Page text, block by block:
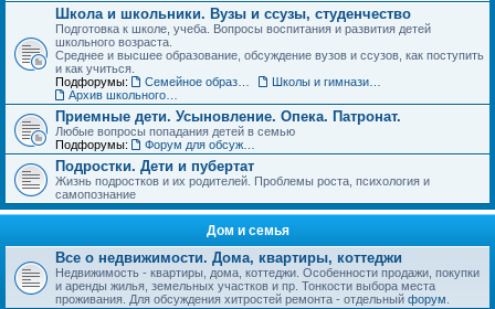
Школа и школьники. Вузы и ссузы, студенчество
Подготовка к школе, учеба. Вопросы воспитания и развития детей
школьного возраста.
Среднее и высшее образование, обсуждение вузов и ссузов, как поступить
и как учиться.
Подфорумы:
Приемные дети. Усыновление. Опека. Патронат.
Любые вопросы попадания детей в семью
Подфорумы:
Подростки. Дети и пубертат
Жизнь подростков и их родителей. Проблемы роста, психология и
самопознание
Дом и семья
Все о недвижимости. Дома, квартиры, коттеджи
Недвижимость - квартиры, дома, коттеджи. Особенности продажи, покупки
и аренды жилья, земельных участков и пр. Тонкости выбора места
проживания. Для обсуждения хитростей ремонта - отдельный форум